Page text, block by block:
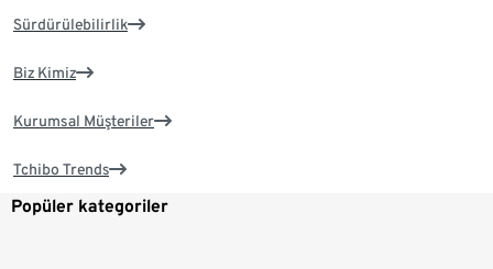
Sürdürülebilirlik
Biz Kimiz
Kurumsal Müşteriler
Tchibo Trends
Popüler kategoriler